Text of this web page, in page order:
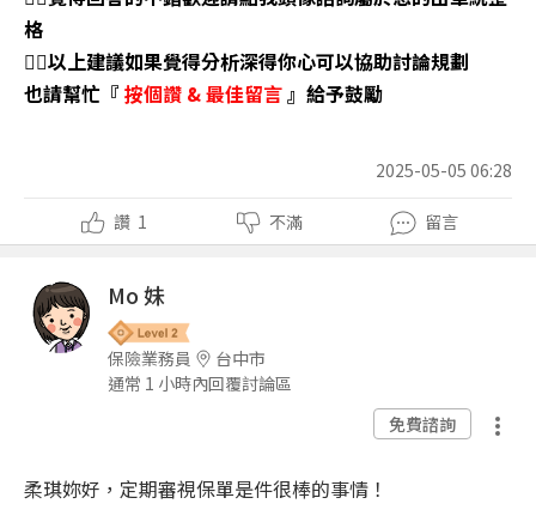
格
👉🏼以上建議如果覺得分析深得你心可以協助討論規劃
也請幫忙『 按個讚 &最佳留言』給予鼓勵
2025-05-05 06:28
讚 1 不滿 留言
Mo 妹
保險業務員
台中市
通常 1 小時內回覆討論區
免費諮詢
柔琪妳好，定期審視保單是件很棒的事情！